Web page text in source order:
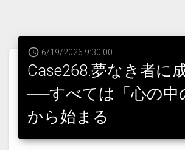
6/19/2026 9:30:00
Case268.夢なき者に
──すべては「心の中
から始まる